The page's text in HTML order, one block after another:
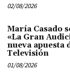
02/08/2026
María Casado
«La Gran
nueva apuesta
Televisión
01/08/2026